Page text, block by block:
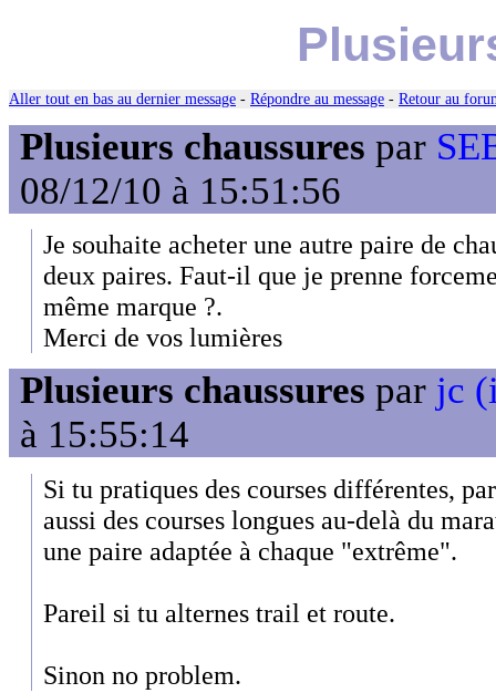
Aller tout en bas au dernier message - Répondre au message - Retour au
Plusieurs chaussures par
08/12/10 à 15:51:56
Je souhaite acheter une autre paire de
deux paires. Faut-il que je prenne
même marque ?.
Merci de vos lumières
Plusieurs chaussures par jc
à 15:55:14
Si tu pratiques des courses différentes,
aussi des courses longues au-delà du
une paire adaptée à chaque "extrême".
Pareil si tu alternes trail et route.
Sinon no problem.